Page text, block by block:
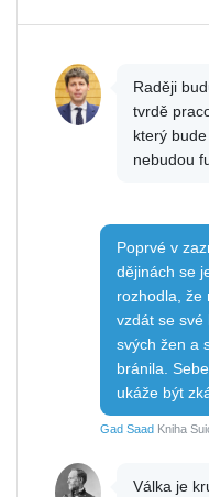
Raději
tvrdě
který
nebudou
Poprvé v
dějinách se
rozhodla, že
vzdát se své
svých žen a
bránila.
ukáže být
Gad Saad Kniha
Válka je